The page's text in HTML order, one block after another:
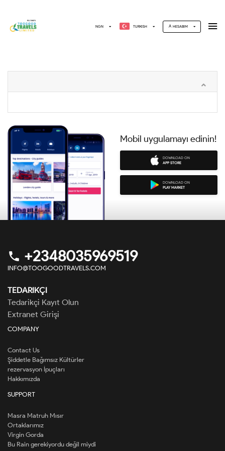
NGN TURKISH HESABIM
Mobil uygulamayı edinin!
DOWNLOAD ON
APP STORE
DOWNLOAD ON
PLAY MARKET
phone +2348035969519
INFO@TOOGOODTRAVELS.COM
TEDARIKÇI
Tedarikçi Kayıt Olun
Extranet Girişi
COMPANY
Contact Us
Şiddetle Bağımsız Kültürler
rezervasyon İpuçları
Hakkımızda
SUPPORT
Masra Matruh Mısır
Ortaklarımız
Virgin Gorda
Bu Rain gerekiyordu değil miydi